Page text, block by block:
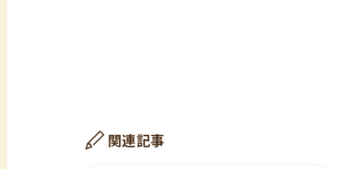
関連記事